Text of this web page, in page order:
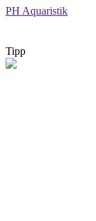
PH Aquaristik
Tipp